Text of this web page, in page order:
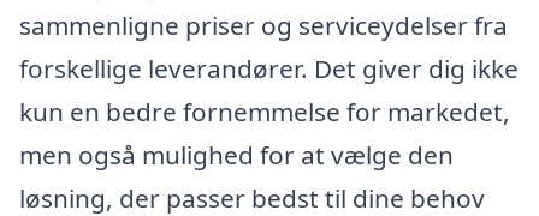
sammenligne priser og serviceydelser fra
forskellige leverandører. Det giver dig ikke
kun en bedre fornemmelse for markedet,
men også mulighed for at vælge den
løsning, der passer bedst til dine behov